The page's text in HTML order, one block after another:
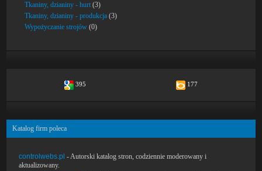
Tkaniny, dzianiny - hurt (3)
Tkaniny, dzianiny - produkcja (3)
Wypożyczanie strojów (0)
395 177
Katalog firm poleca
controlwebs.pl - Autorski katalog stron, codziennie moderowany i
aktualizowany.